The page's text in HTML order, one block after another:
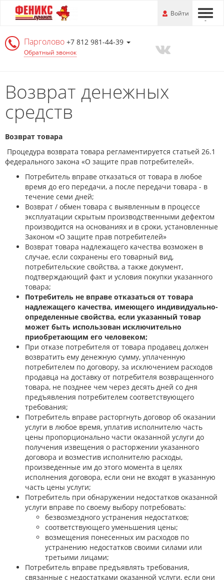
Перейти
информации
---
Войти
Парголово+7 812 981-44-39
Обратный звонок
Возврат денежных
средств
Возврат товара
Процедура возврата товара регламентируется статьей 26.1
федерального закона «О защите прав потребителей».
Потребитель вправе отказаться от товара в любое
время до его передачи, а после передачи товара - в
течение семи дней;
Возврат / обмен товара с выявленным в процессе
эксплуатации скрытым производственными дефектом
производится на основаниях и в сроки, установленные
Законом «О защите прав потребителей»
Возврат товара надлежащего качества возможен в
случае, если сохранены его товарный вид,
потребительские свойства, а также документ,
подтверждающий факт и условия покупки указанного
товара;
Потребитель не вправе отказаться от товара
надлежащего качества, имеющего индивидуально-
определенные свойства, если указанный товар
может быть использован исключительно
приобретающим его человеком;
При отказе потребителя от товара продавец должен
возвратить ему денежную сумму, уплаченную
потребителем по договору, за исключением расходов
продавца на доставку от потребителя возвращенного
товара, не позднее чем через десять дней со дня
предъявления потребителем соответствующего
требования;
Потребитель вправе расторгнуть договор об оказании
услуги в любое время, уплатив исполнителю часть
цены пропорционально части оказанной услуги до
получения извещения о расторжении указанного
договора и возместив исполнителю расходы,
произведенные им до этого момента в целях
исполнения договора, если они не входят в указанную
часть цены услуги;
Потребитель при обнаружении недостатков оказанной
услуги вправе по своему выбору потребовать:
безвозмездного устранения недостатков;
соответствующего уменьшения цены;
возмещения понесенных им расходов по
устранению недостатков своими силами или
третьими лицами;
Потребитель вправе предъявлять требования,
связанные с недостатками оказанной услуги, если они